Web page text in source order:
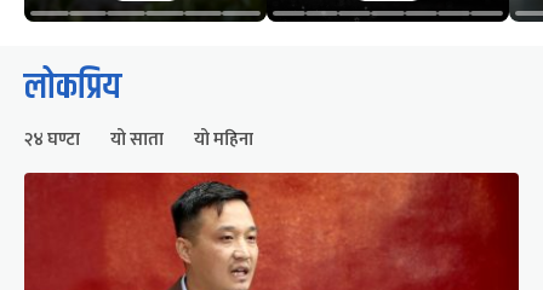
लोकप्रिय
२४ घण्टा यो साता यो महिना